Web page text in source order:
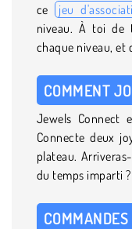
ce jeu
niveau. À toi de
chaque niveau, et
COMMENT
Jewels Connect
Connecte deux
plateau.
du temps imparti ?